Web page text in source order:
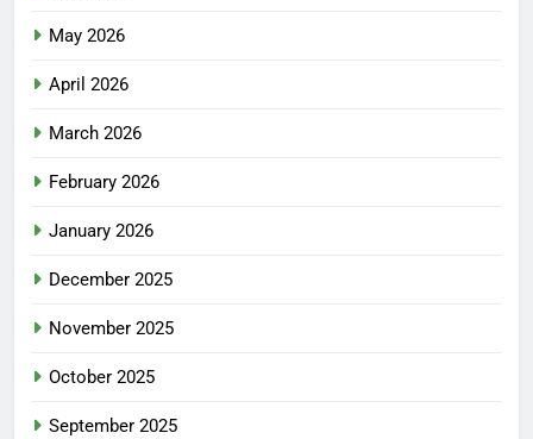
May 2026
April 2026
March 2026
February 2026
January 2026
December 2025
November 2025
October 2025
September 2025